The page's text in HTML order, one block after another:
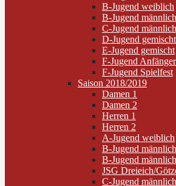
B-Jugend weiblich
B-Jugend männlich
C-Jugend männlich
D-Jugend gemischt
E-Jugend gemischt
F-Jugend Anfänger
F-Jugend Spielfest
Saison 2018/2019
Damen 1
Damen 2
Herren 1
Herren 2
A-Jugend weiblich
B-Jugend männlich
B-Jugend
JSG Dreieich/
C-Jugend männlich